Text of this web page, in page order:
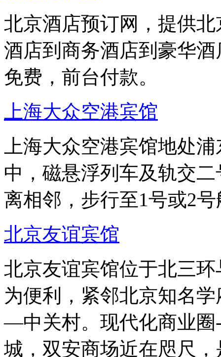
北京酒店预订网，提供
酒店到商务酒店到豪华
免费，前台付款。
上海大众空港宾馆
上海大众空港宾馆地处
中，磁悬浮列车及轨交
离相邻，步行至1号或2
北京友谊宾馆
北京友谊宾馆位于北三
为便利，紧邻北京知名
—中关村。现代化商业圈
城，双安商场近在咫尺